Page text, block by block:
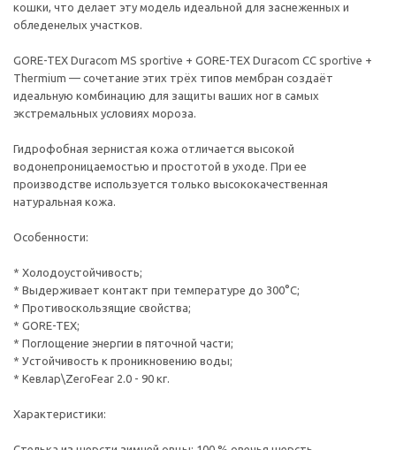
кошки, что делает эту модель идеальной для заснеженных и
обледенелых участков.
GORE-TEX Duracom MS sportive + GORE-TEX Duracom CC sportive +
Thermium — сочетание этих трёх типов мембран создаёт
идеальную комбинацию для защиты ваших ног в самых
экстремальных условиях мороза.
Гидрофобная зернистая кожа отличается высокой
водонепроницаемостью и простотой в уходе. При ее
производстве используется только высококачественная
натуральная кожа.
Особенности:
* Холодоустойчивость;
* Выдерживает контакт при температуре до 300°C;
* Противоскользящие свойства;
* GORE-TEX;
* Поглощение энергии в пяточной части;
* Устойчивость к проникновению воды;
* Кевлар\ZeroFear 2.0 - 90 кг.
Характеристики: